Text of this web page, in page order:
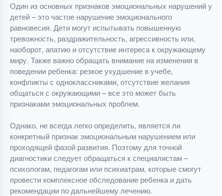
Один из основных признаков эмоциональных нарушений у
детей – это частое нарушение эмоционального
равновесия. Дети могут испытывать повышенную
тревожность, раздражительность, агрессивность или,
наоборот, апатию и отсутствие интереса к окружающему
миру. Также важно обращать внимание на изменения в
поведении ребенка: резкое ухудшение в учебе,
конфликты с одноклассниками, отсутствие желания
общаться с окружающими – все это может быть
признаками эмоциональных проблем.
Однако, не всегда легко определить, является ли
конкретный признак эмоциональным нарушением или
проходящей фазой развития. Поэтому для точной
диагностики следует обращаться к специалистам –
психологам, педагогам или психиатрам, которые смогут
провести комплексное обследование ребенка и дать
рекомендации по дальнейшему лечению.